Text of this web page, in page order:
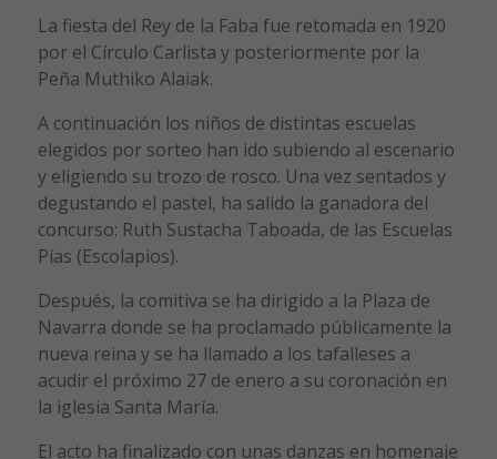
La fiesta del Rey de la Faba fue retomada en 1920
por el Círculo Carlista y posteriormente por la
Peña Muthiko Alaiak.
A continuación los niños de distintas escuelas
elegidos por sorteo han ido subiendo al escenario
y eligiendo su trozo de rosco. Una vez sentados y
degustando el pastel, ha salido la ganadora del
concurso: Ruth Sustacha Taboada, de las Escuelas
Pías (Escolapios).
Después, la comitiva se ha dirigido a la Plaza de
Navarra donde se ha proclamado públicamente la
nueva reina y se ha llamado a los tafalleses a
acudir el próximo 27 de enero a su coronación en
la iglesia Santa María.
El acto ha finalizado con unas danzas en homenaje